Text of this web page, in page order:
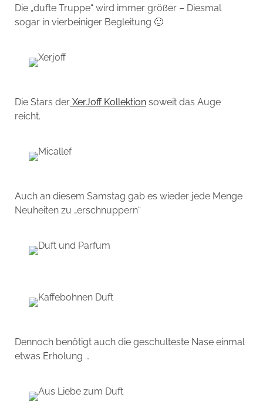
Die „dufte Truppe“ wird immer größer – Diesmal
sogar in vierbeiniger Begleitung 🙂
Die Stars derXerJoff Kollektionsoweit das Auge
reicht.
Auch an diesem Samstag gab es wieder jede Menge
Neuheiten zu „erschnuppern“
Dennoch benötigt auch die geschulteste Nase einmal
etwas Erholung …